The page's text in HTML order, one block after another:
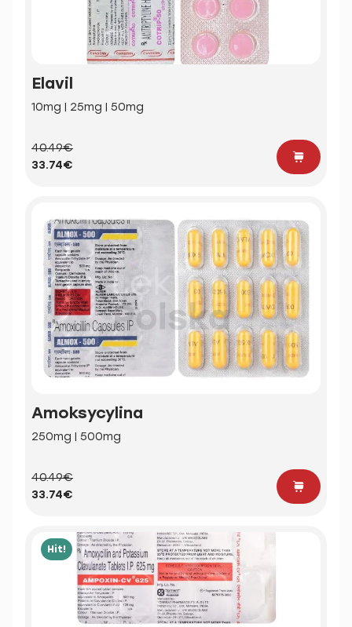
Elavil
10mg | 25mg | 50mg
40.49€
33.74€
Amoksycylina
250mg | 500mg
40.49€
33.74€
Hit!